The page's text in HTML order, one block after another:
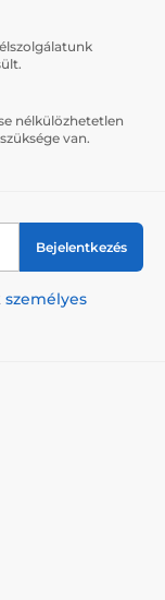
nélkülözhetetlen
van.
Bejelentkezés
személyes